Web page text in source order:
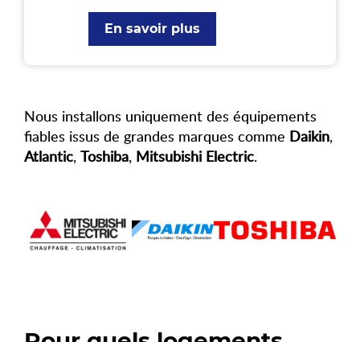
En savoir plus
Nous installons uniquement des équipements
fiables issus de grandes marques comme Daikin,
Atlantic, Toshiba, Mitsubishi Electric.